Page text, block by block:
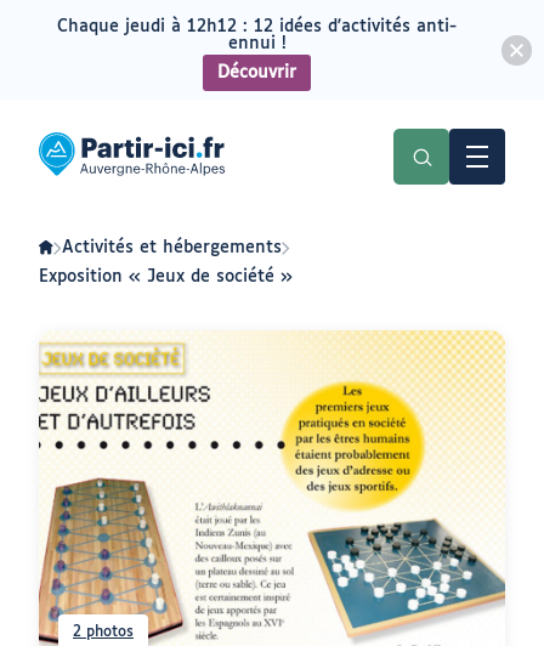
menu
contenu
Partir
ici
en
Auvergne-
Rhône-
Activités et hébergements
Exposition « Jeux de société »
2 photos
Chaque jeudi à 12h12 : 12 idées d'activités anti-
ennui !
Découvrir